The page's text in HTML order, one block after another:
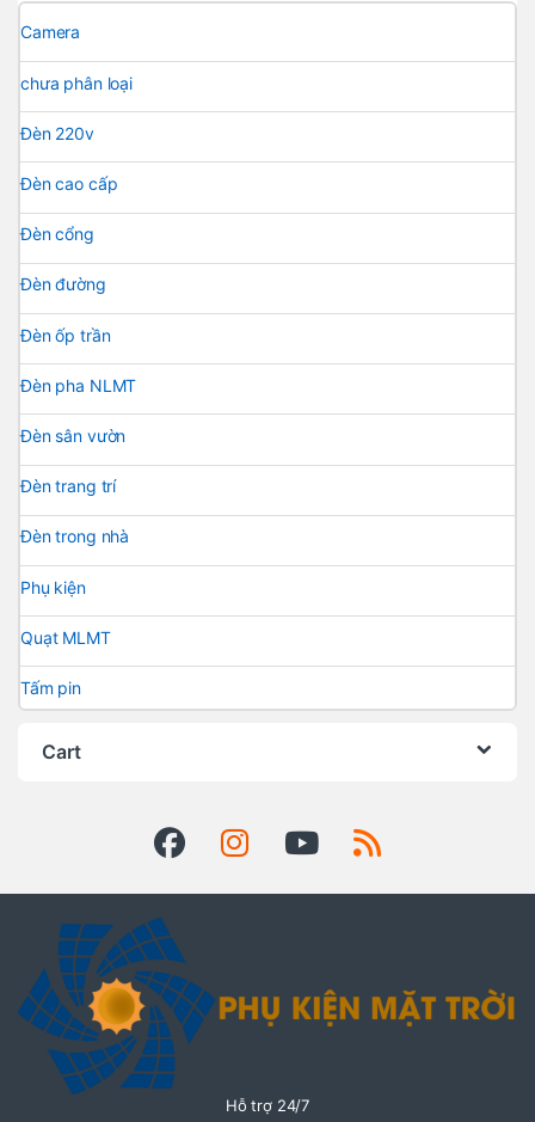
Camera
chưa phân loại
Đèn 220v
Đèn cao cấp
Đèn cổng
Đèn đường
Đèn ốp trần
Đèn pha NLMT
Đèn sân vườn
Đèn trang trí
Đèn trong nhà
Phụ kiện
Quạt MLMT
Tấm pin
Cart
Hỗ trợ 24/7